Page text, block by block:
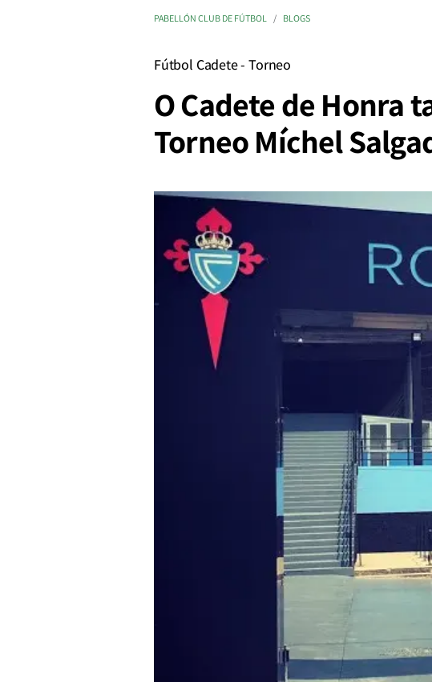
PABELLÓN CLUB DE FÚTBOL BLOGS
Fútbol Cadete - Torneo
O Cadete de Honra
Torneo Míchel